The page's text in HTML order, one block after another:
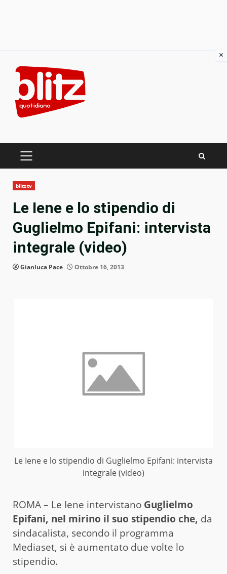
content
PRIMARY
blitztv
Le Iene e lo stipendio di
Guglielmo Epifani: intervista
integrale (video)
Gianluca Pace Ottobre 16, 2013
Le Iene e lo stipendio di Guglielmo Epifani: intervista
integrale (video)
ROMA – Le Iene intervistano Guglielmo
Epifani, nel mirino il suo stipendio che, da
sindacalista, secondo il programma
Mediaset, si è aumentato due volte lo
stipendio.
×